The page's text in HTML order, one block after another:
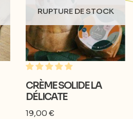
RUPTURE DE STOCK
CRÈME SOLIDE LA
DÉLICATE
19,00€